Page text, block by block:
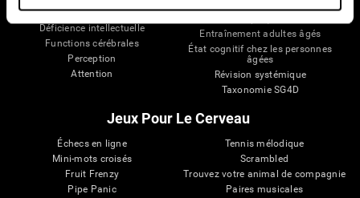
Perte de Mémoire
Déficience intellectuelle
Functions cérébrales
Perception
Attention
Personnes âgées en bonne santé
Entraînement adultes âgés
État cognitif chez les personnes
âgées
Révision systémique
Taxonomie SG4D
Jeux Pour Le Cerveau
Échecs en ligne
Mini-mots croisés
Fruit Frenzy
Pipe Panic
Tennis mélodique
Scrambled
Trouvez votre animal de compagnie
Paires musicales